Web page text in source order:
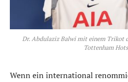
Dr. Abdulaziz Balwi mit einem Trikot
Tottenham
Wenn ein international